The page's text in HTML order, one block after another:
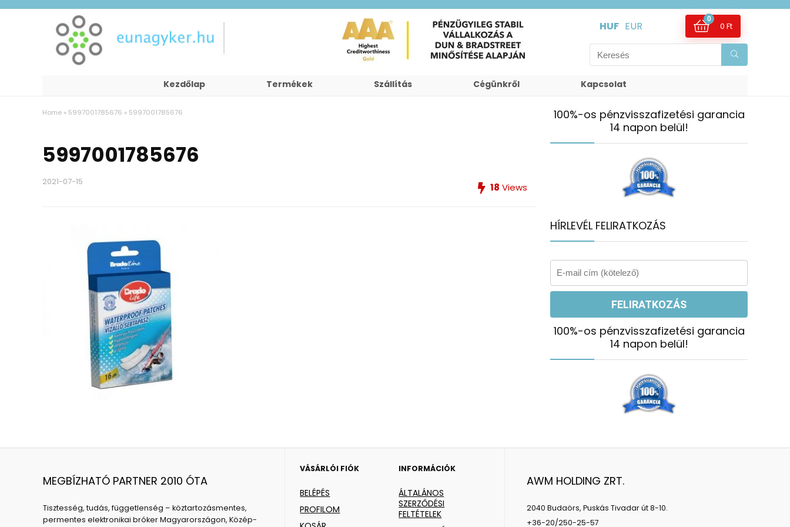
HUF EUR
0
0 Ft
Kezdőlap Termékek Szállítás Cégünkről Kapcsolat
Home » 5997001785676 » 5997001785676
5997001785676
2021-07-15 18 Views
100%-os pénzvisszafizetési garancia
14 napon belül!
HÍRLEVÉL FELIRATKOZÁS
100%-os pénzvisszafizetési garancia
14 napon belül!
MEGBÍZHATÓ PARTNER 2010 ÓTA
Tisztesség, tudás, függetlenség – köztartozásmentes,
permentes elektronikai bróker Magyarországon, Közép-
VÁSÁRLÓI FIÓK
BELÉPÉS
PROFILOM
INFORMÁCIÓK
ÁLTALÁNOS
SZERZŐDÉSI
FELTÉTELEK
AWM HOLDING ZRT.
2040 Budaörs, Puskás Tivadar út 8-10.
+36-20/250-25-57